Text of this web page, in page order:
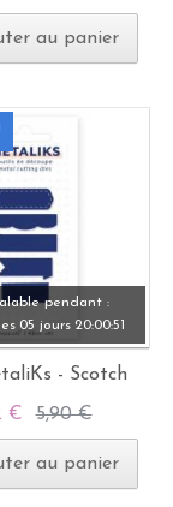
au panier
pendant :
05 jours 20:00:49
- Scotch
€ 5,90 €
au panier